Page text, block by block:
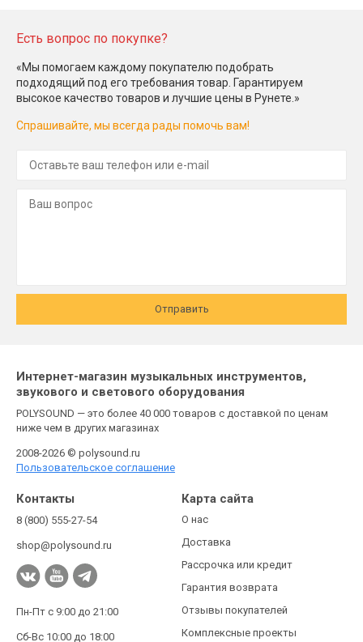
Есть вопрос по покупке?
«Мы помогаем каждому покупателю подобрать
подходящий под его требования товар. Гарантируем
высокое качество товаров и лучшие цены в Рунете.»
Спрашивайте, мы всегда рады помочь вам!
Отправить
Интернет-магазин музыкальных инструментов,
звукового и светового оборудования
POLYSOUND — это более 40 000 товаров с доставкой по ценам
ниже чем в других магазинах
2008-2026 © polysound.ru
Пользовательское соглашение
Контакты
8 (800) 555-27-54
shop@polysound.ru
Пн-Пт с 9:00 до 21:00
Сб-Вс 10:00 до 18:00
Карта сайта
О нас
Доставка
Рассрочка или кредит
Гарантия возврата
Отзывы покупателей
Комплексные проекты